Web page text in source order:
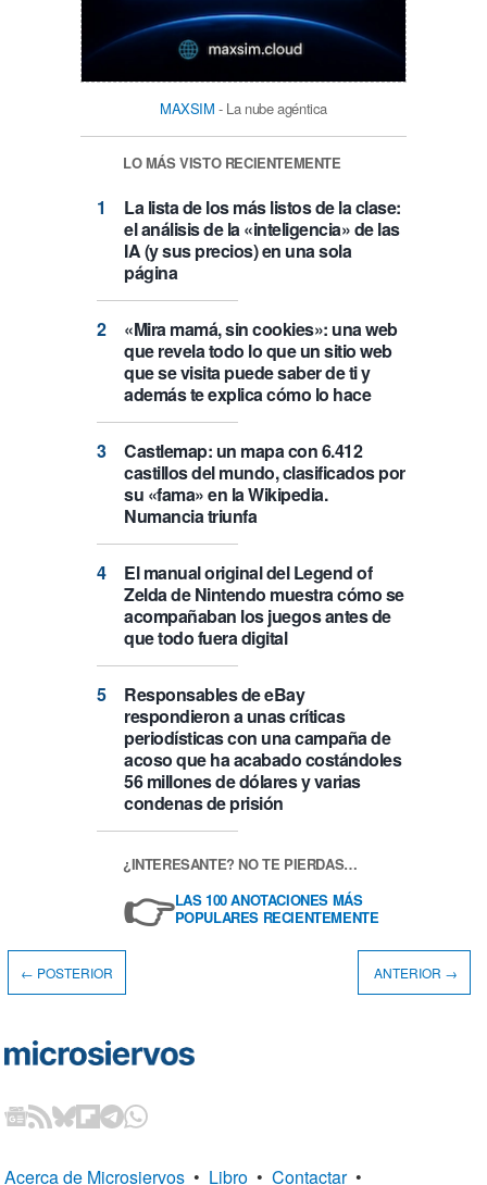
MAXSIM - La nube agéntica
LO MÁS VISTO RECIENTEMENTE
La lista de los más listos de la clase:
el análisis de la «inteligencia» de las
IA (y sus precios) en una sola
página
«Mira mamá, sin cookies»: una web
que revela todo lo que un sitio web
que se visita puede saber de ti y
además te explica cómo lo hace
Castlemap: un mapa con 6.412
castillos del mundo, clasificados por
su «fama» en la Wikipedia.
Numancia triunfa
El manual original del Legend of
Zelda de Nintendo muestra cómo se
acompañaban los juegos antes de
que todo fuera digital
Responsables de eBay
respondieron a unas críticas
periodísticas con una campaña de
acoso que ha acabado costándoles
56 millones de dólares y varias
condenas de prisión
¿INTERESANTE? NO TE PIERDAS…
👉LAS 100 ANOTACIONES MÁS
POPULARES RECIENTEMENTE
← POSTERIOR ANTERIOR →
Acerca de Microsiervos • Libro • Contactar •